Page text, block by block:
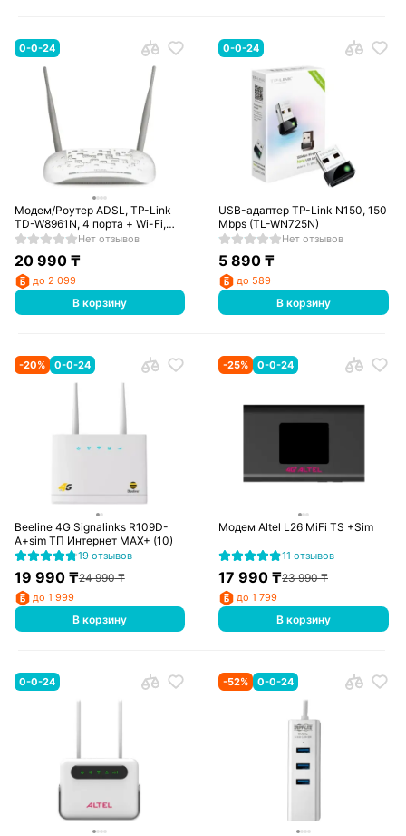
0-0-24
Модем/Роутер ADSL, TP-Link
TD-W8961N, 4 порта + Wi-Fi,
300 Mbps (TD-W8961N)
Нет отзывов
20 990₸
до 2 099
В корзину
0-0-24
USB-адаптер TP-Link N150, 150
Mbps (TL-WN725N)
Нет отзывов
5 890 ₸
до 589
В корзину
-20% 0-0-24
Beeline 4G Signalinks R109D-
A+sim ТП Интернет MAX+ (10)
19 отзывов
19 990₸24 990₸
до 1 999
В корзину
-25% 0-0-24
Модем Altel L26 MiFi TS +Sim
11 отзывов
17 990 ₸23 990₸
до 1 799
В корзину
0-0-24 -52% 0-0-24